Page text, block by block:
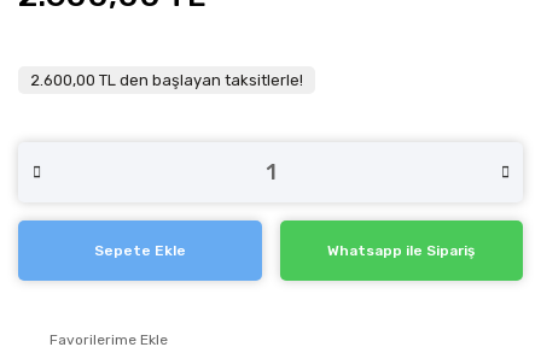
2.600,00 TL den başlayan taksitlerle!
Sepete Ekle Whatsapp ile Sipariş